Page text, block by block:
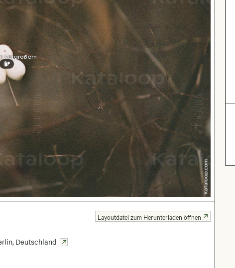
Vergrößern
, Deutschland
Layoutdatei zum Herunterladen öffnen